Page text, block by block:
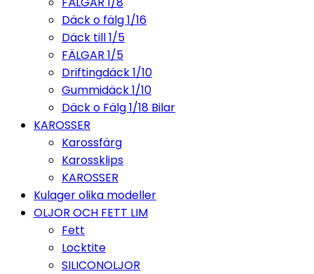
Däck o fälg 1/16
Däck till 1/5
FÄLGAR 1/5
Driftingdäck 1/10
Gummidäck 1/10
Däck o Fälg 1/18 Bilar
KAROSSER
Karossfärg
Karossklips
KAROSSER
Kulager olika modeller
OLJOR OCH FETT LIM
Fett
Locktite
SILICONOLJOR